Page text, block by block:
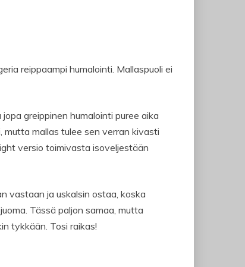
reippaampi humalointi. Mallaspuoli ei
greippinen humalointi puree aika
mutta mallas tulee sen verran kivasti
versio toimivasta isoveljestään
vastaan ja uskalsin ostaa, koska
Tässä paljon samaa, mutta
tykkään. Tosi raikas!